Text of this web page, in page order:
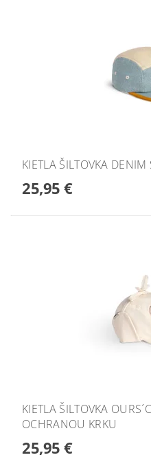
KIETLA ŠILTOVKA
25,95 €
KIETLA ŠILTOVKA
OCHRANOU KRKU
25,95 €